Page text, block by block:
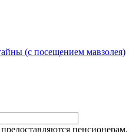
(с посещением мавзолея)
пенсионерам,